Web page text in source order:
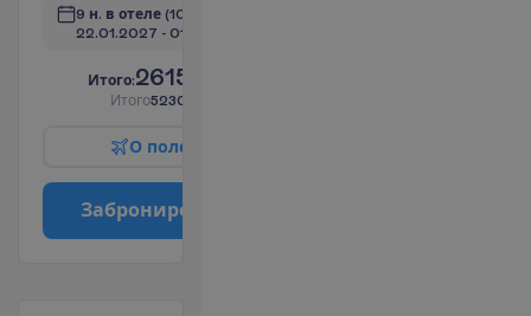
9 н. в отеле (10 н. всего)
22.01.2027 - 01.02.2027
Итого:2615.00
Итого5230.00
О поле
Заброниро